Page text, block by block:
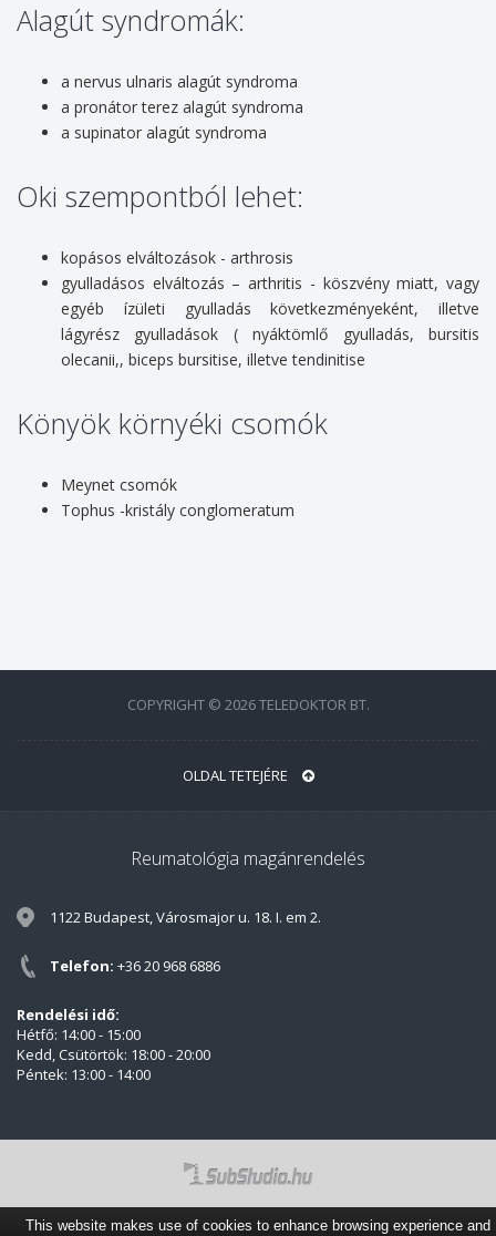
Alagút syndromák:
a nervus ulnaris alagút syndroma
a pronátor terez alagút syndroma
a supinator alagút syndroma
Oki szempontból lehet:
kopásos elváltozások - arthrosis
gyulladásos elváltozás – arthritis - köszvény miatt, vagy
egyéb ízületi gyulladás következményeként, illetve
lágyrész gyulladások ( nyáktömlő gyulladás, bursitis
olecanii,, biceps bursitise, illetve tendinitise
Könyök környéki csomók
Meynet csomók
Tophus -kristály conglomeratum
COPYRIGHT © 2026 TELEDOKTOR BT.
OLDAL TETEJÉRE
Reumatológia magánrendelés
1122 Budapest, Városmajor u. 18. I. em 2.
Telefon: +36 20 968 6886
Rendelési idő:
Hétfő: 14:00 - 15:00
Kedd, Csütörtök: 18:00 - 20:00
Péntek: 13:00 - 14:00
This website makes use of cookies to enhance browsing experience and